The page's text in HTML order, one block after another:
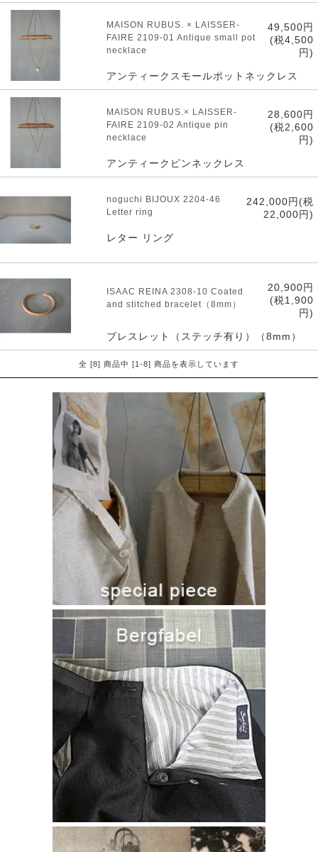
MAISON RUBUS. × LAISSER-
FAIRE 2109-01 Antique small pot
necklace
49,500円
(税4,500
円)
アンティークスモールポットネックレス
MAISON RUBUS.× LAISSER-
FAIRE 2109-02 Antique pin
necklace
28,600円
(税2,600
円)
アンティークピンネックレス
noguchi BIJOUX 2204-46
Letter ring
242,000円(税
22,000円)
レター リング
ISAAC REINA 2308-10 Coated
and stitched bracelet（8mm）
20,900円
(税1,900
円)
ブレスレット（ステッチ有り）（8mm）
全 [8] 商品中 [1-8] 商品を表示しています